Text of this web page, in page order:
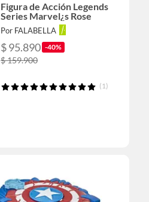
Figura de Acción Legends
Series Marvel¿s Rose
Por FALABELLA
$ 95.890 -40%
$ 159.900
(1)